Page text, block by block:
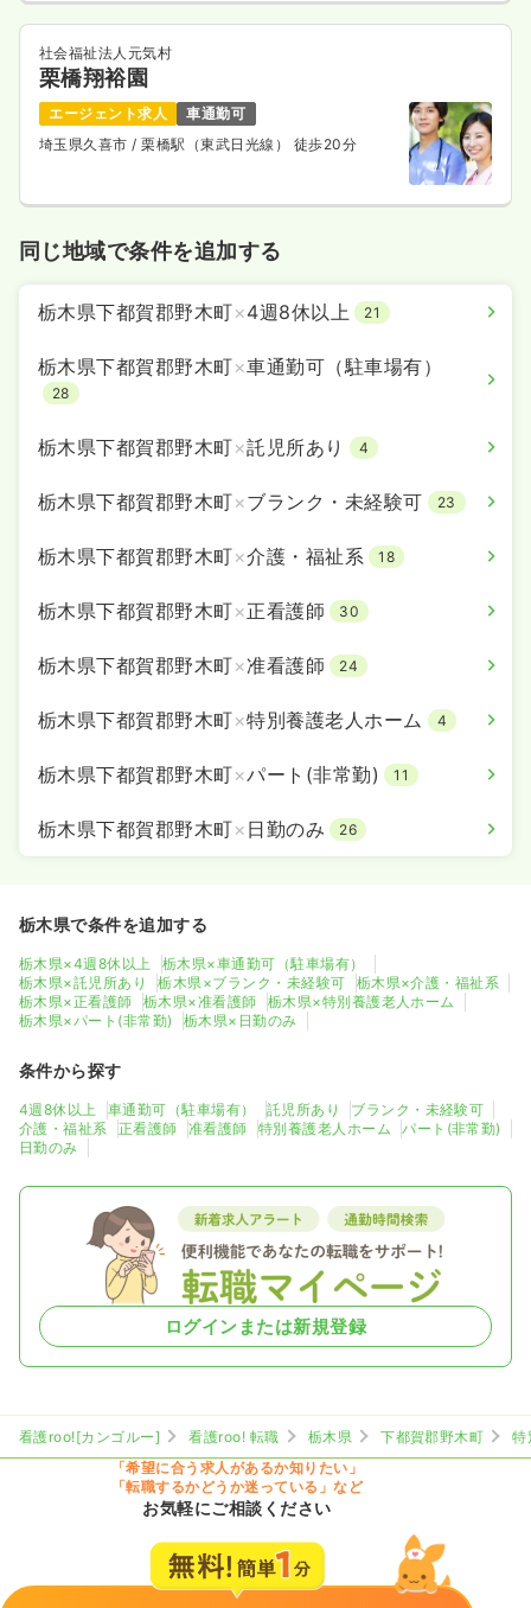
社会福祉法人元気村
栗橋翔裕園
エージェント求人
車通勤可
埼玉県久喜市/ 栗橋駅（東武日光線） 徒歩20分
同じ地域で条件を追加する
栃木県下都賀郡野木町×4週8休以上 21
栃木県下都賀郡野木町×車通勤可（駐車場有）
28
栃木県下都賀郡野木町×託児所あり 4
栃木県下都賀郡野木町×ブランク・未経験可 23
栃木県下都賀郡野木町×介護・福祉系 18
栃木県下都賀郡野木町×正看護師 30
栃木県下都賀郡野木町×准看護師 24
栃木県下都賀郡野木町×特別養護老人ホーム 4
栃木県下都賀郡野木町×パート(非常勤) 11
栃木県下都賀郡野木町× 日勤のみ 26
栃木県で条件を追加する
栃木県×4週8休以上
栃木県×車通勤可（駐車場有）
栃木県×託児所あり
栃木県×ブランク・未経験可
栃木県×介護・福祉系
栃木県×正看護師
栃木県×准看護師
栃木県×特別養護老人ホーム
栃木県×パート(非常勤)
栃木県×日勤のみ
条件から探す
4週8休以上 車通勤可（駐車場有） 託児所あり
ブランク・未経験可
介護・福祉系
正看護師 准看護師 特別養護老人ホーム
パート(非常勤)
日勤のみ
ログインまたは新規登録
看護roo![カンゴルー] 看護roo! 転職 栃木県 下都賀郡野木町
特
「希望に合う求人があるか知りたい」
「転職するかどうか迷っている」など
お気軽にご相談ください